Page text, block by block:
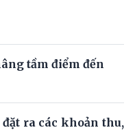
tầm điểm đến
ra các khoản thu,